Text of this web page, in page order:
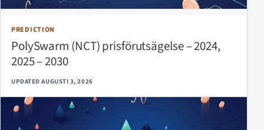
PREDICTION
PolySwarm (NCT) prisförutsägelse – 2024,
2025 – 2030
UPDATED AUGUSTI 3, 2026